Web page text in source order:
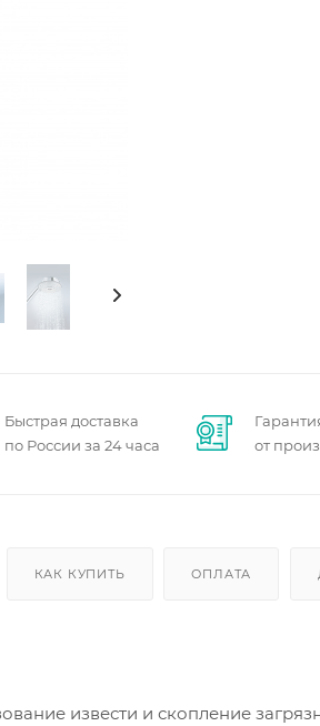
Быстрая доставка
по России за 24 часа
от
КАК КУПИТЬ ОПЛАТА
извести и скопление